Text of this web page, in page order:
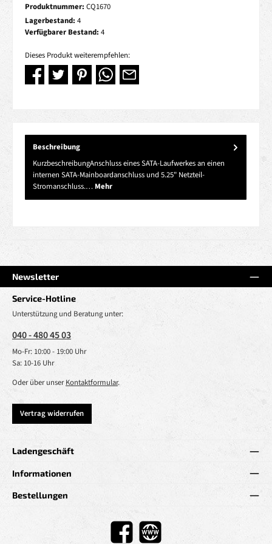
Produktnummer: CQ1670
Lagerbestand: 4
Verfügbarer Bestand: 4
Dieses Produkt weiterempfehlen:
Beschreibung
KurzbeschreibungAnschluss eines SATA-Laufwerkes an einen
internen SATA-Mainboardanschluss und 5.25" Netzteil-
Stromanschluss.… Mehr
Newsletter
Service-Hotline
Unterstützung und Beratung unter:
040 - 480 45 03
Mo-Fr: 10:00 - 19:00 Uhr
Sa: 10-16 Uhr
Oder über unserKontaktformular.
Vertrag widerrufen
Ladengeschäft
Informationen
Bestellungen
Facebook Website